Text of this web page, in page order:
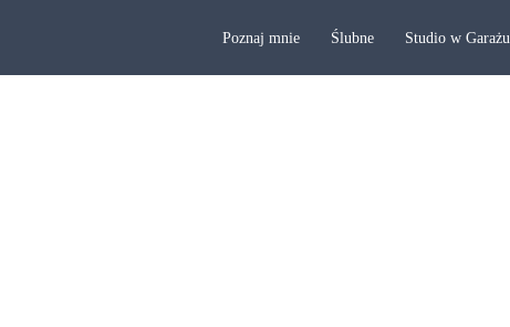
Poznaj mnie Ślubne Studio w Garażu